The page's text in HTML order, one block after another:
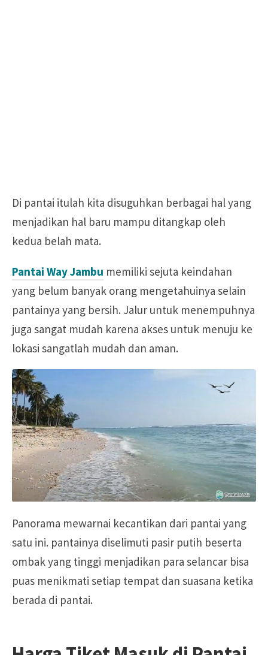
Di pantai itulah kita disuguhkan berbagai hal yang
menjadikan hal baru mampu ditangkap oleh
kedua belah mata.
Pantai Way Jambu memiliki sejuta keindahan
yang belum banyak orang mengetahuinya selain
pantainya yang bersih. Jalur untuk menempuhnya
juga sangat mudah karena akses untuk menuju ke
lokasi sangatlah mudah dan aman.
Panorama mewarnai kecantikan dari pantai yang
satu ini. pantainya diselimuti pasir putih beserta
ombak yang tinggi menjadikan para selancar bisa
puas menikmati setiap tempat dan suasana ketika
berada di pantai.